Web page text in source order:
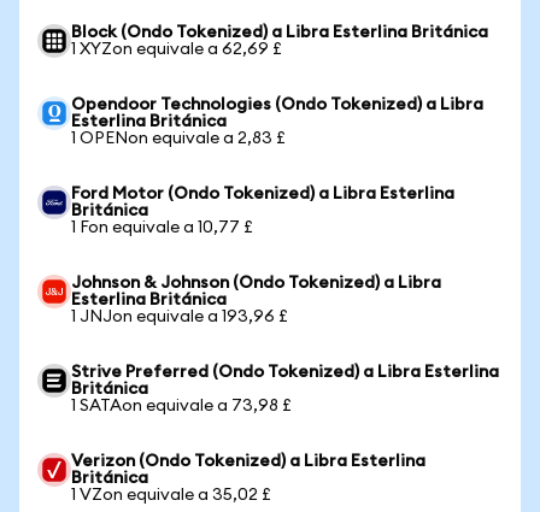
Block (Ondo Tokenized) a Libra Esterlina Británica
1 XYZon equivale a 62,69 £
Opendoor Technologies (Ondo Tokenized) a Libra
Esterlina Británica
1 OPENon equivale a 2,83 £
Ford Motor (Ondo Tokenized) a Libra Esterlina
Británica
1 Fon equivale a 10,77 £
Johnson & Johnson (Ondo Tokenized) a Libra
Esterlina Británica
1 JNJon equivale a 193,96 £
Strive Preferred (Ondo Tokenized) a Libra Esterlina
Británica
1 SATAon equivale a 73,98 £
Verizon (Ondo Tokenized) a Libra Esterlina
Británica
1 VZon equivale a 35,02 £